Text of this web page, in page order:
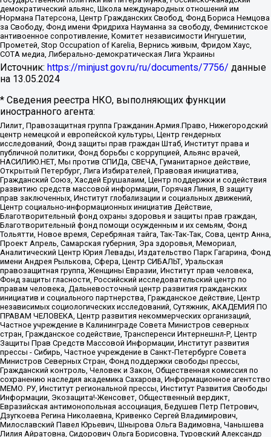
демократический альянс, Школа международных отношений им
Нормана Патерсона, Центр Гражданских Свобод, Фонд Бориса Немцова
за Свободу, Фонд имени Фридриха Науманна за свободу, Феминистское
антивоенное сопротивление, Комитет независимости Ингушетии,
Прометей, Stop Occupation of Karelia, Вернись живым, Фридом Хаус,
СОТА медиа, Либерально-демократическая Лига Украины
Источник: https://minjust.gov.ru/ru/documents/7756/ данные
на 13.05.2024
* Сведения реестра НКО, выполняющих функции
иностранного агента:
Лилит, Правозащитная группа Гражданин.Армия.Право, Нижегородский
центр немецкой и европейской культуры, Центр гендерных
исследований, Фонд защиты прав граждан Штаб, Институт права и
публичной политики, Фонд борьбы с коррупцией, Альянс врачей,
НАСИЛИЮ.НЕТ, Мы против СПИДа, СВЕЧА, Гуманитарное действие,
Открытый Петербург, Лига Избирателей, Правовая инициатива,
Гражданский Союз, Хасдей Ерушалаим, Центр поддержки и содействия
развитию средств массовой информации, Горячая Линия, В защиту
прав заключенных, Институт глобализации и социальных движений,
Центр социально-информационных инициатив Действие,
Благотворительный фонд охраны здоровья и защиты прав граждан,
Благотворительный фонд помощи осужденным и их семьям, Фонд
Тольятти, Новое время, Серебряная тайга, Так-Так-Так, Сова, центр Анна,
Проект Апрель, Самарская губерния, Эра здоровья, Мемориал,
Аналитический Центр Юрия Левады, Издательство Парк Гагарина, Фонд
имени Андрея Рылькова, Сфера, Центр СИБАЛЬТ, Уральская
правозащитная группа, Женщины Евразии, Институт прав человека,
Фонд защиты гласности, Российский исследовательский центр по
правам человека, Дальневосточный центр развития гражданских
инициатив и социального партнерства, Гражданское действие, Центр
независимых социологических исследований, Сутяжник, АКАДЕМИЯ ПО
ПРАВАМ ЧЕЛОВЕКА, Центр развития некоммерческих организаций,
Частное учреждение в Калининграде Совета Министров северных
стран, Гражданское содействие, Трансперенси Интернешнл-Р, Центр
Защиты Прав Средств Массовой Информации, Институт развития
прессы - Сибирь, Частное учреждение в Санкт-Петербурге Совета
Министров Северных Стран, Фонд поддержки свободы прессы,
Гражданский контроль, Человек и Закон, Общественная комиссия по
сохранению наследия академика Сахарова, Информационное агентство
МЕМО. РУ, Институт региональной прессы, Институт Развития Свободы
Информации, Экозащита!-Женсовет, Общественный вердикт,
Евразийская антимонопольная ассоциация, Бедушев Петр Петрович,
Дзугкоева Регина Николаевна, Кривенко Сергей Владимирович,
Милославский Павел Юрьевич, Шнырова Ольга Вадимовна, Чанышева
Лилия Айратовна, Сидорович Ольга Борисовна, Туровский Александр